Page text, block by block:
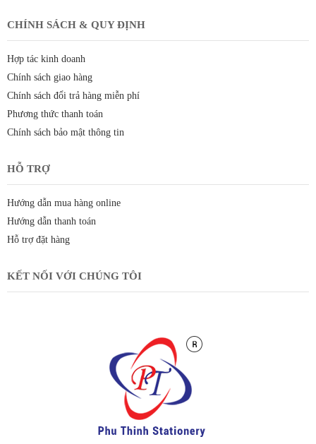
CHÍNH SÁCH & QUY ĐỊNH
Hợp tác kinh doanh
Chính sách giao hàng
Chính sách đổi trả hàng miễn phí
Phương thức thanh toán
Chính sách bảo mật thông tin
HỖ TRỢ
Hướng dẫn mua hàng online
Hướng dẫn thanh toán
Hỗ trợ đặt hàng
KẾT NỐI VỚI CHÚNG TÔI